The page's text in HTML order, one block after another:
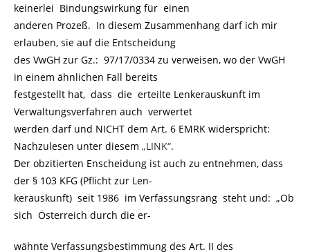
keinerlei Bindungswirkung für einen
anderen Prozeß. In diesem Zusammenhang darf ich mir
erlauben, sie auf die Entscheidung
des VwGH zur Gz.: 97/17/0334 zu verweisen, wo der VwGH
in einem ähnlichen Fall bereits
festgestellt hat, dass die erteilte Lenkerauskunft im
Verwaltungsverfahren auch verwertet
werden darf und NICHT dem Art. 6 EMRK widerspricht:
Nachzulesen unter diesem „LINK“.
Der obzitierten Enscheidung ist auch zu entnehmen, dass
der § 103 KFG (Pflicht zur Len-
kerauskunft) seit 1986 im Verfassungsrang steht und: „Ob
sich Österreich durch die er-
wähnte Verfassungsbestimmung des Art. II des